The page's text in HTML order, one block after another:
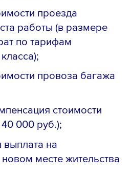
проезда
работы (в размере
по тарифам
провоза багажа
стоимости
000 руб.);
на
месте жительства